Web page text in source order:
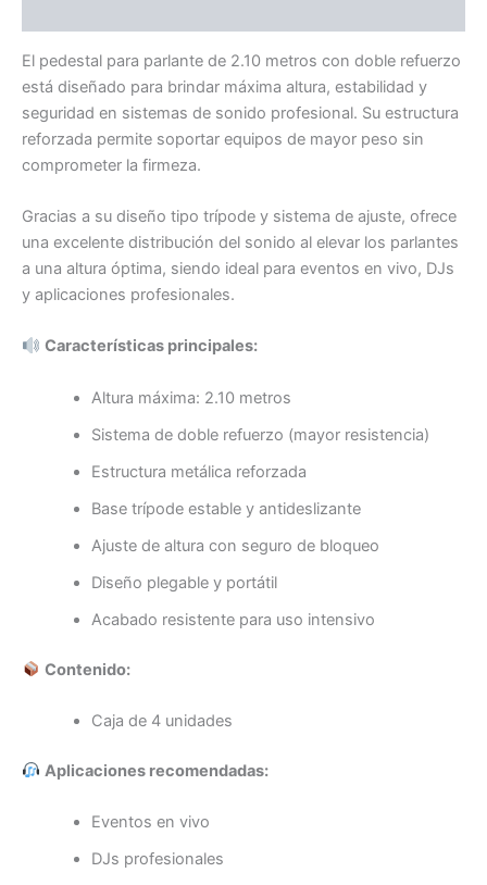
El pedestal para parlante de 2.10 metros con doble refuerzo
está diseñado para brindar máxima altura, estabilidad y
seguridad en sistemas de sonido profesional. Su estructura
reforzada permite soportar equipos de mayor peso sin
comprometer la firmeza.
Gracias a su diseño tipo trípode y sistema de ajuste, ofrece
una excelente distribución del sonido al elevar los parlantes
a una altura óptima, siendo ideal para eventos en vivo, DJs
y aplicaciones profesionales.
Características principales:
Altura máxima: 2.10 metros
Sistema de doble refuerzo (mayor resistencia)
Estructura metálica reforzada
Base trípode estable y antideslizante
Ajuste de altura con seguro de bloqueo
Diseño plegable y portátil
Acabado resistente para uso intensivo
Contenido:
Caja de 4 unidades
Aplicaciones recomendadas:
Eventos en vivo
DJs profesionales